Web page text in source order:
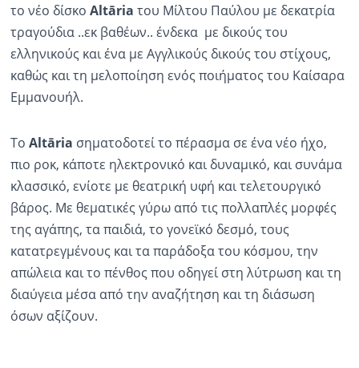
το νέο δίσκο Altāria του Μίλτου Παύλου με δεκατρία
τραγούδια ..εκ βαθέων.. ένδεκα με δικούς του
ελληνικούς και ένα με Αγγλικούς δικούς του στίχους,
καθώς και τη μελοποίηση ενός ποιήματος του Καίσαρα
Εμμανουήλ.
Το Altāria σηματοδοτεί το πέρασμα σε ένα νέο ήχο,
πιο ροκ, κάποτε ηλεκτρονικό και δυναμικό, και συνάμα
κλασσικό, ενίοτε με θεατρική υφή και τελετουργικό
βάρος. Με θεματικές γύρω από τις πολλαπλές μορφές
της αγάπης, τα παιδιά, το γονεϊκό δεσμό, τους
κατατρεγμένους και τα παράδοξα του κόσμου, την
απώλεια και το πένθος που οδηγεί στη λύτρωση και τη
διαύγεια μέσα από την αναζήτηση και τη διάσωση
όσων αξίζουν.